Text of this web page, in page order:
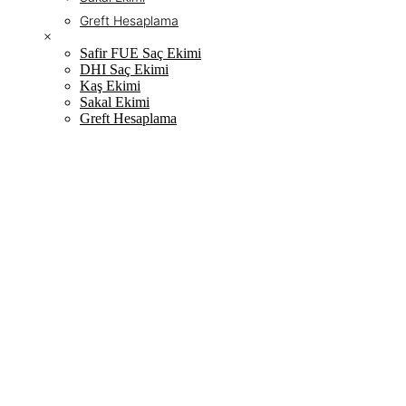
Greft Hesaplama
×
Safir FUE Saç Ekimi
DHI Saç Ekimi
Kaş Ekimi
Sakal Ekimi
Greft Hesaplama